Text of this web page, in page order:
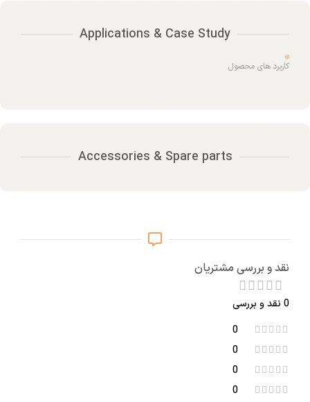
Applications & Case Study
کاربرد های محصول
Accessories & Spare parts
نقد و بررسی مشتریان
0 نقد و بررسی
0
0
0
0